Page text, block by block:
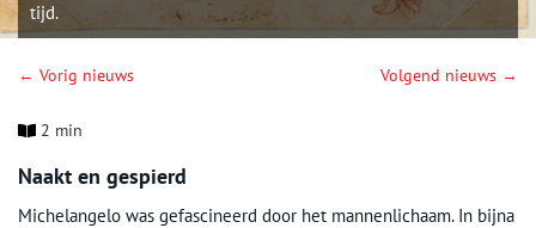
tijd.
← Vorig nieuws Volgend nieuws →
2 min
Naakt en gespierd
Michelangelo was gefascineerd door het mannenlichaam. In bijna